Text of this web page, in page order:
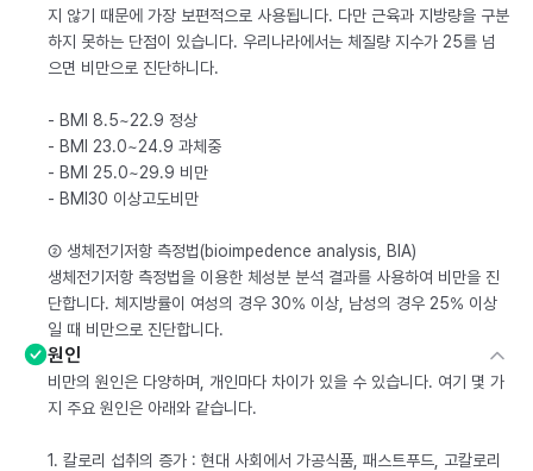
지 않기 때문에 가장 보편적으로 사용됩니다. 다만 근육과 지방량을 구분
하지 못하는 단점이 있습니다. 우리나라에서는 체질량 지수가 25를 넘
으면 비만으로 진단하니다.
- BMI 8.5~22.9 정상
- BMI 23.0~24.9 과체중
- BMI 25.0~29.9 비만
- BMI30 이상고도비만
② 생체전기저항 측정법(bioimpedence analysis, BIA)
생체전기저항 측정법을 이용한 체성분 분석 결과를 사용하여 비만을 진
단합니다. 체지방률이 여성의 경우 30% 이상, 남성의 경우 25% 이상
일 때 비만으로 진단합니다.
원인
비만의 원인은 다양하며, 개인마다 차이가 있을 수 있습니다. 여기 몇 가
지 주요 원인은 아래와 같습니다.
1. 칼로리 섭취의 증가 : 현대 사회에서 가공식품, 패스트푸드, 고칼로리